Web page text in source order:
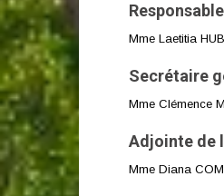
Mme Laetitia
Secrétaire
Mme Clémence
Adjointe de
Mme Diana